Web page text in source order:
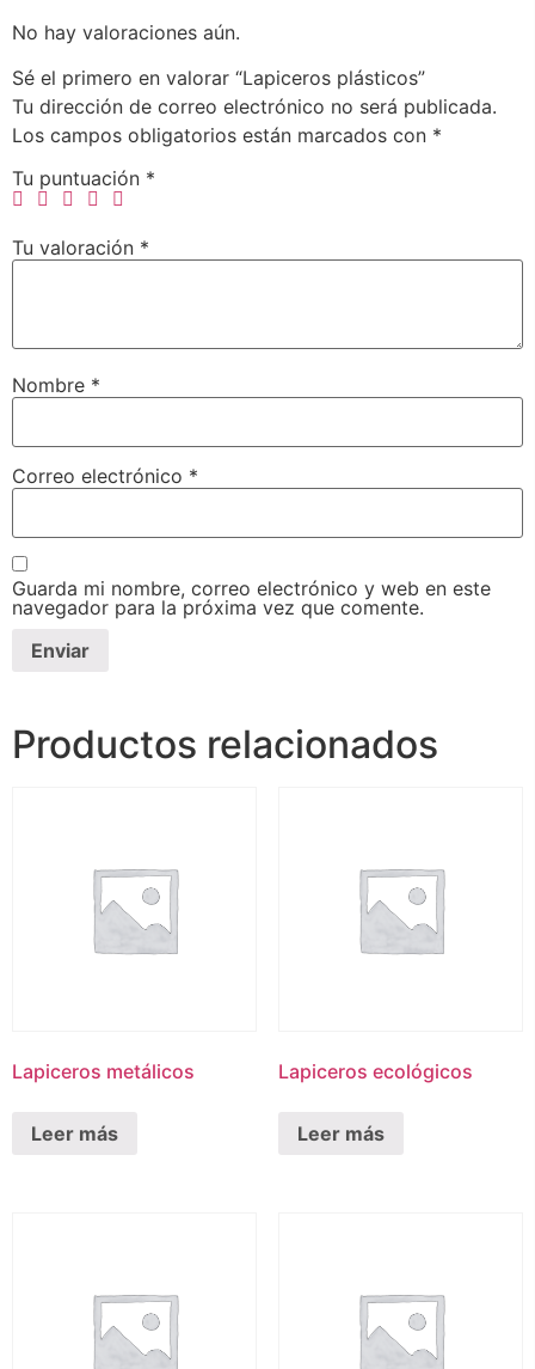
No hay valoraciones aún.
Sé el primero en valorar “Lapiceros plásticos”
Tu dirección de correo electrónico no será publicada.
Los campos obligatorios están marcados con *
Tu puntuación *
Tu valoración *
Nombre *
Correo electrónico *
Guarda mi nombre, correo electrónico y web en este
navegador para la próxima vez que comente.
Productos relacionados
Lapiceros metálicos
Leer más
Lapiceros ecológicos
Leer más